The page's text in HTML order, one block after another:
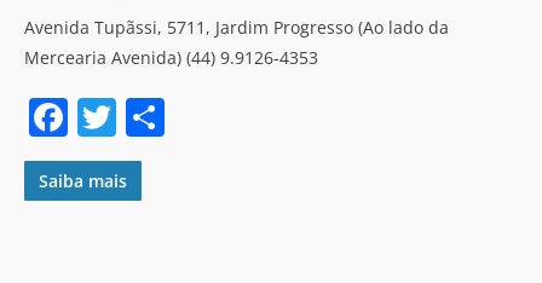
Avenida Tupãssi, 5711, Jardim Progresso (Ao lado da
Mercearia Avenida) (44) 9.9126-4353
F
a
c
T
w
itt
Saiba mais